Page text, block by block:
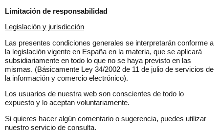
Limitación de responsabilidad
Legislación y jurisdicción
Las presentes condiciones generales se interpretarán conforme a
la legislación vigente en España en la materia, que se aplicará
subsidiariamente en todo lo que no se haya previsto en las
mismas. (Básicamente Ley 34/2002 de 11 de julio de servicios de
la información y comercio electrónico).
Los usuarios de nuestra web son conscientes de todo lo
expuesto y lo aceptan voluntariamente.
Si quieres hacer algún comentario o sugerencia, puedes utilizar
nuestro servicio de consulta.